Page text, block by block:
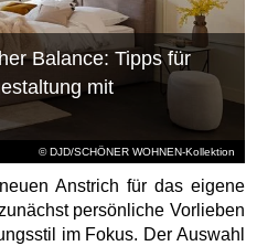
© DJD/SCHÖNER WOHNEN-Kollektion
Balance: Tipps für
mit
Anstrich für das eigene
persönliche Vorlieben
im Fokus. Der Auswahl